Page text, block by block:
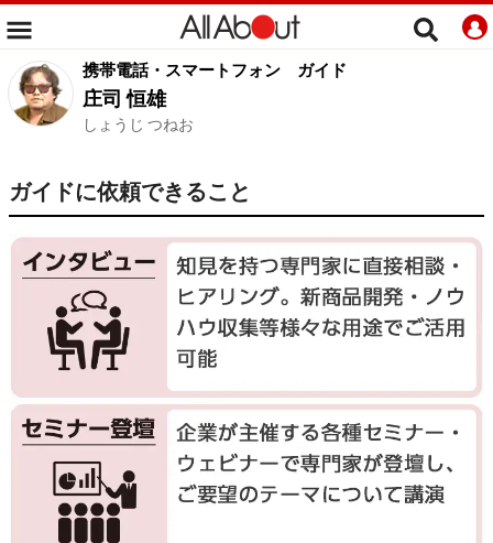
携帯電話・スマートフォン ガイド
庄司 恒雄
しょうじ つねお
ガイドに依頼できること